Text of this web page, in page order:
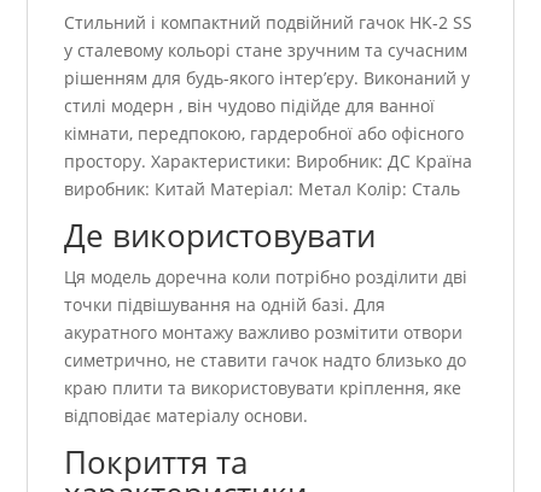
Стильний і компактний подвійний гачок HK-2 SS
у сталевому кольорі стане зручним та сучасним
рішенням для будь-якого інтер’єру. Виконаний у
стилі модерн , він чудово підійде для ванної
кімнати, передпокою, гардеробної або офісного
простору. Характеристики: Виробник: ДС Країна
виробник: Китай Матеріал: Метал Колір: Сталь
Де використовувати
Ця модель доречна коли потрібно розділити дві
точки підвішування на одній базі. Для
акуратного монтажу важливо розмітити отвори
симетрично, не ставити гачок надто близько до
краю плити та використовувати кріплення, яке
відповідає матеріалу основи.
Покриття та